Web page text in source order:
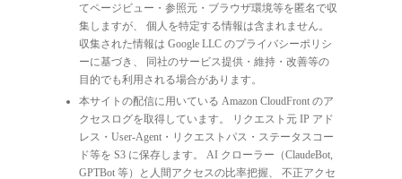
てページビュー・参照元・ブラウザ環境等を匿名で収
集しますが、 個人を特定する情報は含まれません。
収集された情報は Google LLC のプライバシーポリシ
ーに基づき、 同社のサービス提供・維持・改善等の
目的でも利用される場合があります。
本サイトの配信に用いている Amazon CloudFront のア
クセスログを取得しています。 リクエスト元 IP アド
レス・User-Agent・リクエストパス・ステータスコー
ド等を S3 に保存します。 AI クローラー（ClaudeBot,
GPTBot 等）と人間アクセスの比率把握、 不正アクセ